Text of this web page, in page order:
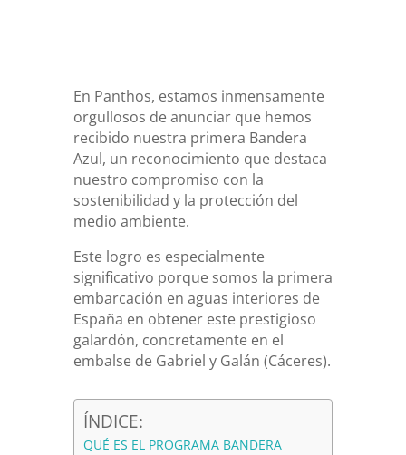
En Panthos, estamos inmensamente
orgullosos de anunciar que hemos
recibido nuestra primera Bandera
Azul, un reconocimiento que destaca
nuestro compromiso con la
sostenibilidad y la protección del
medio ambiente.
Este logro es especialmente
significativo porque somos la primera
embarcación en aguas interiores de
España en obtener este prestigioso
galardón, concretamente en el
embalse de Gabriel y Galán (Cáceres).
ÍNDICE:
QUÉ ES EL PROGRAMA BANDERA